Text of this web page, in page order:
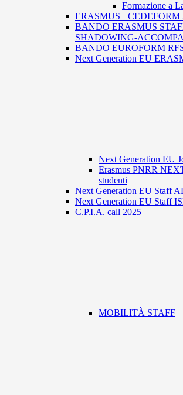
Formazione a
ERASMUS+ CEDEFORM
BANDO ERASMUS
SHADOWING-
BANDO EUROFORM
Next Generation EU
Next Generation EU
Erasmus PNRR
studenti
Next Generation EU Staff
Next Generation EU Staff
C.P.I.A. call 2025
MOBILITÀ STAFF